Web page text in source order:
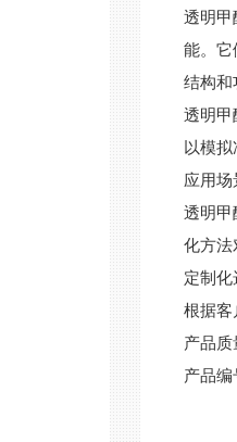
透明甲
能。它
结构和
透明甲
以模
应用场
透明甲
化方法
定制化
根据客
产品
产品编